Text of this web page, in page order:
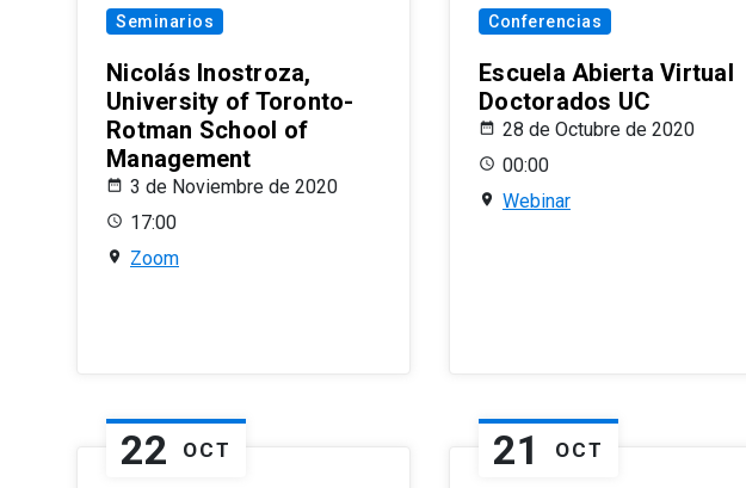
Seminarios
Nicolás Inostroza,
University of Toronto-
Rotman School of
Management
3 de Noviembre de 2020
17:00
Zoom
Conferencias
Escuela Abierta Virtual
Doctorados UC
28 de Octubre de 2020
00:00
Webinar
22 OCT 21 OCT